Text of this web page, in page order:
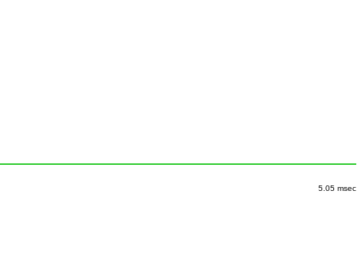
5.05 msec